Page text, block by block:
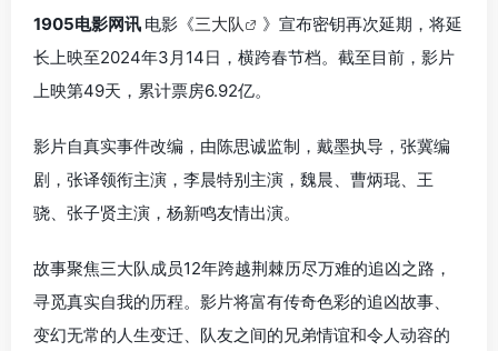
1905电影网讯 电影《三大队
》宣布密钥再次延期，将延
长上映至2024年3月14日，横跨春节档。截至目前，影片
上映第49天，累计票房6.92亿。
影片自真实事件改编，由陈思诚监制，戴墨执导，张冀编
剧，张译领衔主演，李晨特别主演，魏晨、曹炳琨、王
骁、张子贤主演，杨新鸣友情出演。
故事聚焦三大队成员12年跨越荆棘历尽万难的追凶之路，
寻觅真实自我的历程。影片将富有传奇色彩的追凶故事、
变幻无常的人生变迁、队友之间的兄弟情谊和令人动容的